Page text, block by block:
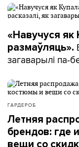
«Навучуся як
размаўляць».
загаварылі па-
ГАРДЕРОБ
Летняя
брендов: где
вещи со